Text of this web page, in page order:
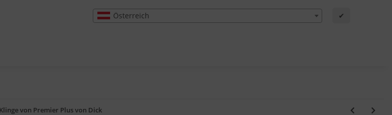
Österreich ✔
von Premier Plus von Dick